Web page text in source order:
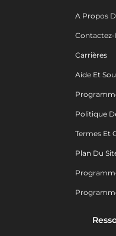
A Propos
Carrières
Aide Et
Politique
Termes Et
Plan Du